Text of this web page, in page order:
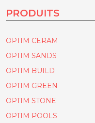
PRODUITS
OPTIM CERAM
OPTIM SANDS
OPTIM BUILD
OPTIM GREEN
OPTIM STONE
OPTIM POOLS